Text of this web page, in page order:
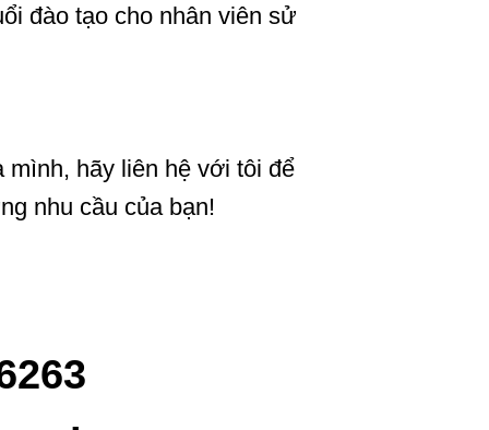
đào tạo cho nhân viên sử
mình, hãy liên hệ với tôi để
nhu cầu của bạn!